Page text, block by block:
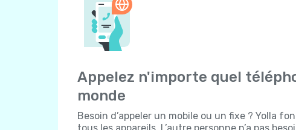
Appelez n'importe quel
monde
Besoin d’appeler un mobile ou un fixe ? Yolla